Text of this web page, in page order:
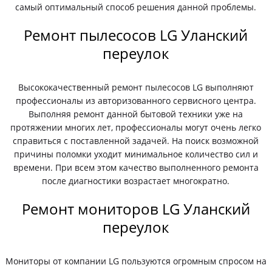
самый оптимальный способ решения данной проблемы.
Ремонт пылесосов LG Уланский
переулок
Высококачественный ремонт пылесосов LG выполняют
профессионалы из авторизованного сервисного центра.
Выполняя ремонт данной бытовой техники уже на
протяжении многих лет, профессионалы могут очень легко
справиться с поставленной задачей. На поиск возможной
причины поломки уходит минимальное количество сил и
времени. При всем этом качество выполненного ремонта
после диагностики возрастает многократно.
Ремонт мониторов LG Уланский
переулок
Мониторы от компании LG пользуются огромным спросом на